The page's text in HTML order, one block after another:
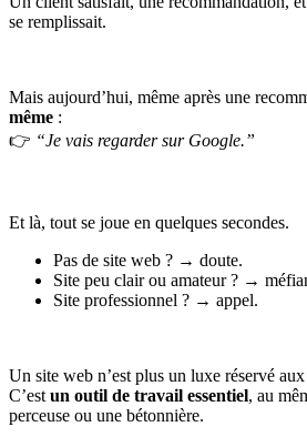
se remplissait.
Mais aujourd’hui, même après une
même :
👉 “Je vais regarder sur Google.”
Et là, tout se joue en quelques secondes.
Pas de site web ? → doute.
Site peu clair ou amateur ? →
Site professionnel ? → appel.
Un site web n’est plus un luxe réservé
C’est un outil de travail essentiel, au
perceuse ou une bétonnière.